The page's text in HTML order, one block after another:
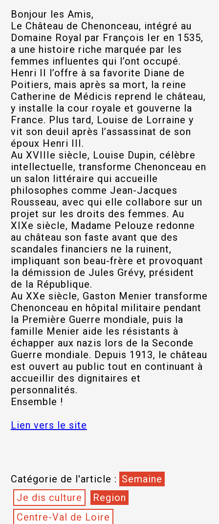
Bonjour les Amis,
Le Château de Chenonceau, intégré au
Domaine Royal par François Ier en 1535,
a une histoire riche marquée par les
femmes influentes qui l’ont occupé.
Henri II l’offre à sa favorite Diane de
Poitiers, mais après sa mort, la reine
Catherine de Médicis reprend le château,
y installe la cour royale et gouverne la
France. Plus tard, Louise de Lorraine y
vit son deuil après l’assassinat de son
époux Henri III.
Au XVIIIe siècle, Louise Dupin, célèbre
intellectuelle, transforme Chenonceau en
un salon littéraire qui accueille
philosophes comme Jean-Jacques
Rousseau, avec qui elle collabore sur un
projet sur les droits des femmes. Au
XIXe siècle, Madame Pelouze redonne
au château son faste avant que des
scandales financiers ne la ruinent,
impliquant son beau-frère et provoquant
la démission de Jules Grévy, président
de la République.
Au XXe siècle, Gaston Menier transforme
Chenonceau en hôpital militaire pendant
la Première Guerre mondiale, puis la
famille Menier aide les résistants à
échapper aux nazis lors de la Seconde
Guerre mondiale. Depuis 1913, le château
est ouvert au public tout en continuant à
accueillir des dignitaires et
personnalités.
Ensemble !
Lien vers le site
Catégorie de l'article : Semaine
Je dis culture
Region
Centre-Val de Loire